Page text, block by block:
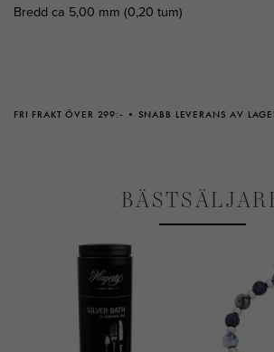
Bredd ca 5,00 mm (0,20 tum)
FRI FRAKT ÖVER 299:- SNABB LEVERANS AV